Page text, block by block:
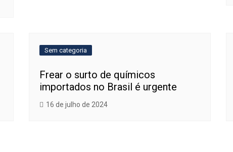
Sem categoria
Frear o surto de químicos
importados no Brasil é urgente
16 de julho de 2024